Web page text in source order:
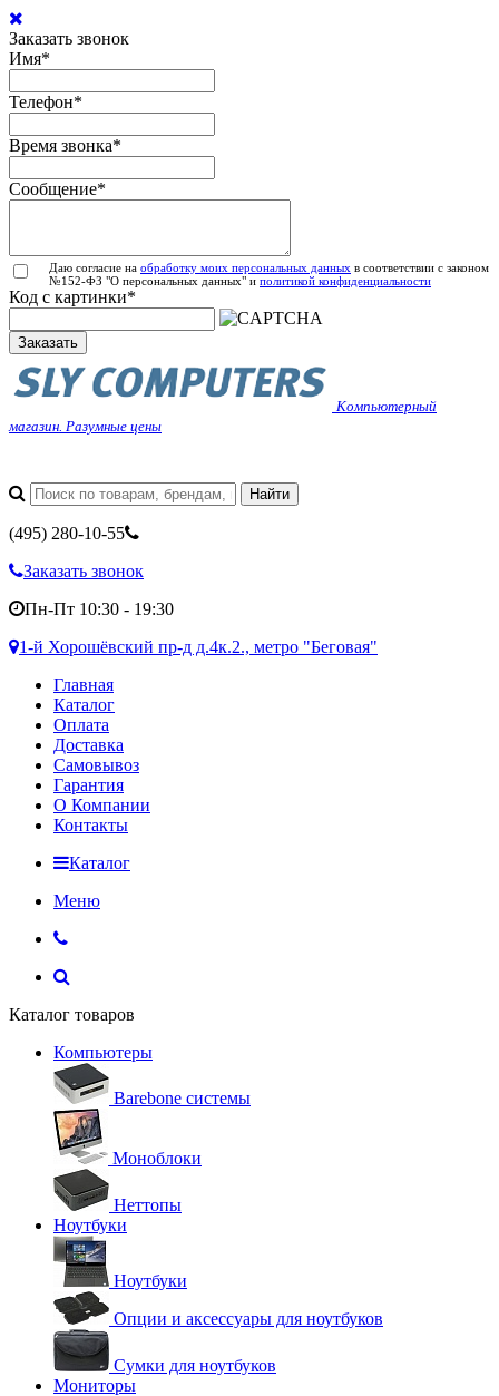
Заказать звонок
Имя*
Телефон*
Время звонка*
Сообщение*
Даю согласие на обработку моих персональных данных в соответствии с законом
№152-ФЗ "О персональных данных" и политикой конфиденциальности
Код с картинки*
Заказать
Компьютерный
магазин. Разумные цены
(495) 280-10-55
Заказать звонок
Пн-Пт 10:30 - 19:30
1-й Хорошёвский пр-д д.4к.2., метро "Беговая"
Главная
Каталог
Оплата
Доставка
Самовывоз
Гарантия
О Компании
Контакты
Каталог
Меню
Каталог товаров
Компьютеры
Barebone системы
Моноблоки
Неттопы
Ноутбуки
Ноутбуки
Опции и аксессуары для ноутбуков
Сумки для ноутбуков
Мониторы